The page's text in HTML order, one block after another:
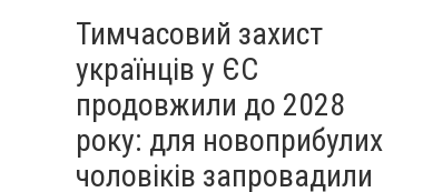
Тимчасовий захист
українців у ЄС
продовжили до 2028
року: для новоприбулих
чоловіків запровадили